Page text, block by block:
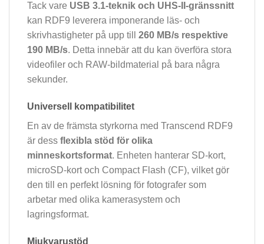
Tack vare USB 3.1-teknik och UHS-II-gränssnitt
kan RDF9 leverera imponerande läs- och
skrivhastigheter på upp till 260 MB/s respektive
190 MB/s. Detta innebär att du kan överföra stora
videofiler och RAW-bildmaterial på bara några
sekunder.
Universell kompatibilitet
En av de främsta styrkorna med Transcend RDF9
är dess flexibla stöd för olika
minneskortsformat. Enheten hanterar SD-kort,
microSD-kort och Compact Flash (CF), vilket gör
den till en perfekt lösning för fotografer som
arbetar med olika kamerasystem och
lagringsformat.
Mjukvarustöd